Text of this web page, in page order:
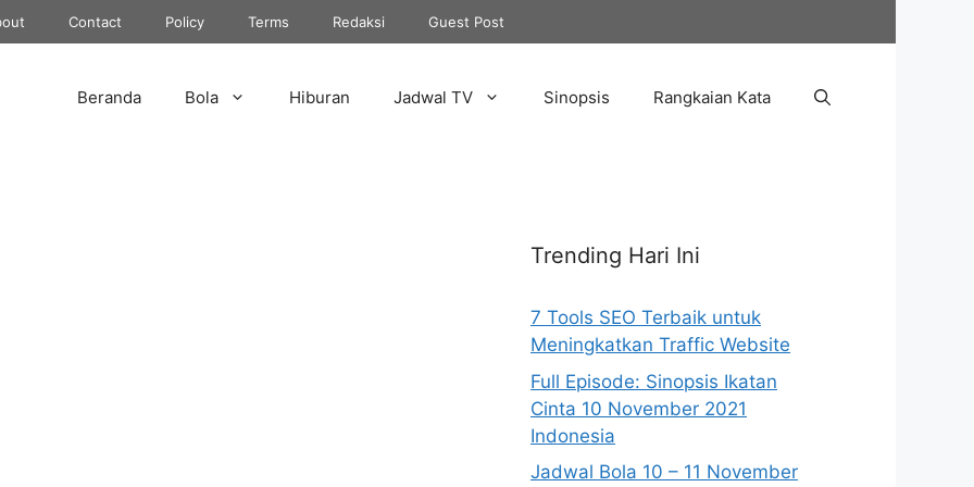
Contact Policy Terms Redaksi Guest Post
Beranda Bola Hiburan Jadwal TV Sinopsis Rangkaian Kata
Trending Hari Ini
7 Tools SEO Terbaik untuk
Meningkatkan Traffic Website
Full Episode: Sinopsis Ikatan
Cinta 10 November 2021
Indonesia
Jadwal Bola 10 – 11 November